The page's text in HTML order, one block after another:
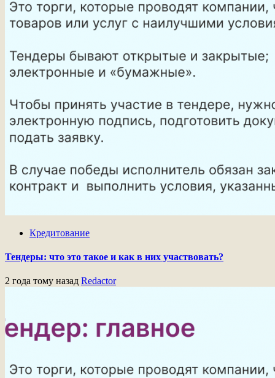
Кредитование
Тендеры: что это такое и как в них участвовать?
2 года тому назад Redactor